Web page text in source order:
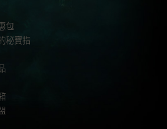
包
秘寶指